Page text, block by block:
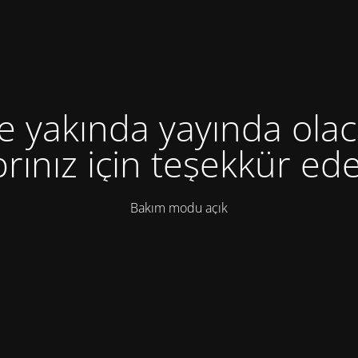
yakında yayında
için teşekkür
Bakım modu açık